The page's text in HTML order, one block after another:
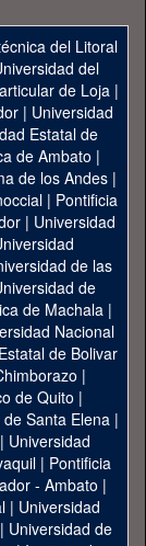
del Litoral
del
de Loja|
| Universidad
Estatal de
de Ambato |
de los Andes|
| Pontificia
| Universidad
de las
de
de Machala|
Nacional
de Bolivar
|
de Quito |
Santa Elena|
| Universidad
| Pontificia
- Ambato |
| Universidad
Universidad de